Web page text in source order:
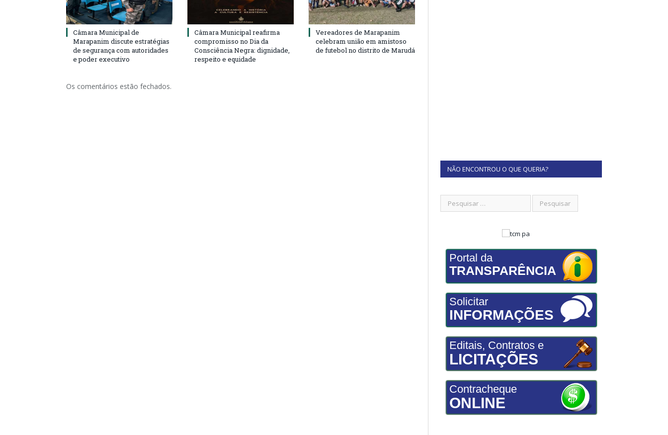
Câmara Municipal de
Marapanim discute estratégias
de segurança com autoridades
e poder executivo
Câmara Municipal reafirma
compromisso no Dia da
Consciência Negra: dignidade,
respeito e equidade
Vereadores de Marapanim
celebram união em amistoso
de futebol no distrito de Marudá
Os comentários estão fechados.
NÃO ENCONTROU O QUE QUERIA?
Portal da
TRANSPARÊNCIA
Solicitar
INFORMAÇÕES
Editais, Contratos e
LICITAÇÕES
Contracheque
ONLINE